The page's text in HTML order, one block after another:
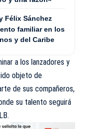
Félix Sánchez
familiar en los
y del Caribe
a los lanzadores y
objeto de
de sus compañeros,
su talento seguirá